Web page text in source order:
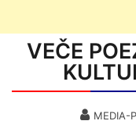
VEČE
MEDIA-